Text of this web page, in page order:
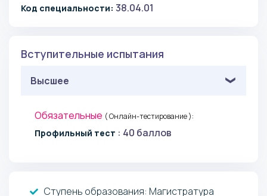
Код специальности: 38.04.01
Вступительные испытания
Высшее
Обязательные ( Онлайн-тестирование ):
Профильный тест : 40 баллов
Ступень образования: Магистратура